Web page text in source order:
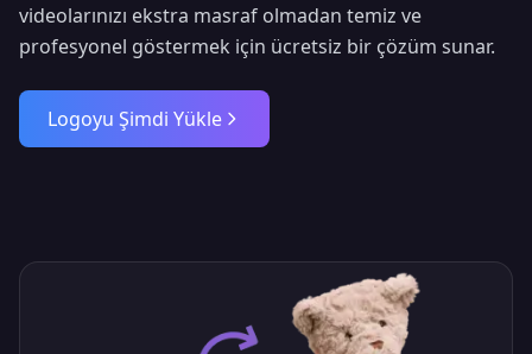
videolarınızı ekstra masraf olmadan temiz ve
profesyonel göstermek için ücretsiz bir çözüm sunar.
Logoyu Şimdi Yükle